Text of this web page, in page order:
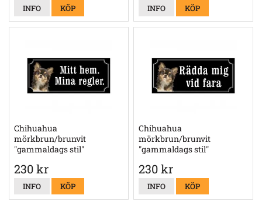
INFO KÖP INFO KÖP
Chihuahua
mörkbrun/brunvit
"gammaldags stil"
230 kr
INFO KÖP
Chihuahua
mörkbrun/brunvit
"gammaldags stil"
230 kr
INFO KÖP